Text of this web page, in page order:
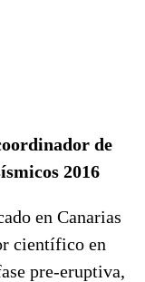
de
2016
en Canarias
científico en
pre-eruptiva,